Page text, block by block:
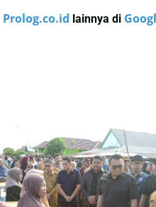
Prolog.co.id lainnya di